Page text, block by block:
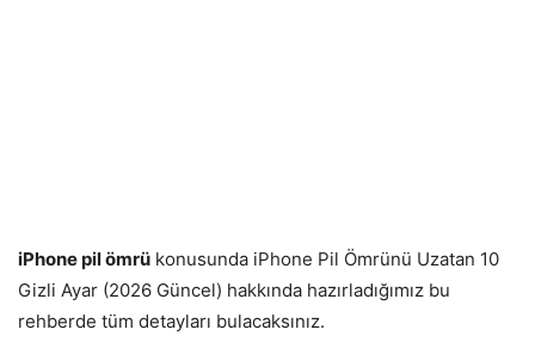
iPhone pil ömrü konusunda iPhone Pil Ömrünü Uzatan 10
Gizli Ayar (2026 Güncel) hakkında hazırladığımız bu
rehberde tüm detayları bulacaksınız.